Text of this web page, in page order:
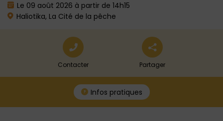
Le 09 août 2026 à partir de 14h15
Haliotika, La Cité de la pêche
Contacter Partager
Infos pratiques